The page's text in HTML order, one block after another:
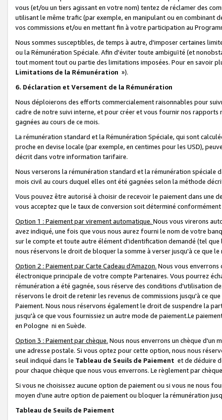
vous (et/ou un tiers agissant en votre nom) tentez de réclamer des
utilisant le même trafic (par exemple, en manipulant ou en combinant
vos commissions et/ou en mettant fin à votre participation au
Nous sommes susceptibles, de temps à autre, d'imposer certaines
ou la Rémunération Spéciale. Afin d'éviter toute ambiguïté (et
tout moment tout ou partie des limitations imposées. Pour en savoir
Limitations de la Rémunération »).
6. Déclaration et Versement de la Rémunération
Nous déploierons des efforts commercialement raisonnables pour
cadre de notre suivi interne, et pour créer et vous fournir nos
gagnées au cours de ce mois.
La rémunération standard et la Rémunération Spéciale, qui sont
proche en devise locale (par exemple, en centimes pour les USD),
décrit dans votre information tarifaire.
Nous verserons la rémunération standard et la rémunération spéciale
mois civil au cours duquel elles ont été gagnées selon la méthode
Vous pouvez être autorisé à choisir de recevoir le paiement dans une
vous acceptez que le taux de conversion soit déterminé
Option 1 : Paiement par virement automatique. Nous vous virerons
avez indiqué, une fois que vous nous aurez fourni le nom de votre
sur le compte et toute autre élément d'identification demandé (tel que
nous réservons le droit de bloquer la somme à verser jusqu'à ce que
Option 2 : Paiement par Carte Cadeau d’Amazon. Nous vous
électronique principale de votre compte Partenaires. Vous pourrez
rémunération a été gagnée, sous réserve des conditions d'utilisation
réservons le droit de retenir les revenus de commissions jusqu'à ce
Paiement. Nous nous réservons également le droit de suspendre la
jusqu'à ce que vous fournissiez un autre mode de paiement.Le
en Pologne ni en Suède.
Option 3 : Paiement par chèque. Nous nous enverrons un chèque d'un
une adresse postale. Si vous optez pour cette option, nous nous
seuil indiqué dans le Tableau de Seuils de Paiement et de déduire
pour chaque chèque que nous vous enverrons. Le règlement par
Si vous ne choisissez aucune option de paiement ou si vous ne nous
moyen d’une autre option de paiement ou bloquer la rémunération
Tableau de Seuils de Paiement